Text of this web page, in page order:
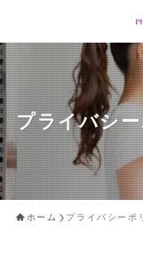
プライバシ
ホーム プライバシーポ